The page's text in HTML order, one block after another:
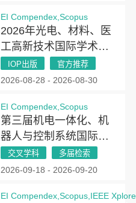
EI Compendex,Scopus
2026年光电、材料、医
工高新技术国际学术会
议暨第三届人工智能、
光电子学与光学技术国
2026）
IOP出版 官方推荐
2026-08-28 - 2026-08-30
EI Compendex,Scopus
第三届机电一体化、机
器人与控制系统国际学
术会议(MRCS 2026)
交叉学科 多届检索
2026-09-18 - 2026-09-20
EI Compendex,Scopus,IEEE Xplore